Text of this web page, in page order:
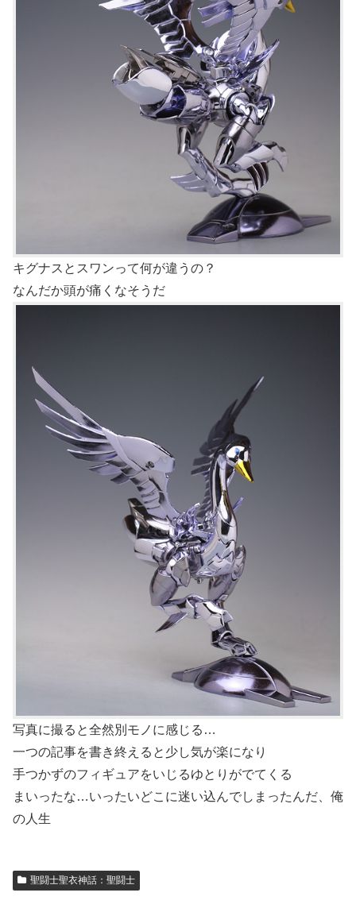
キグナスとスワンって何が違うの？
なんだか頭が痛くなそうだ
写真に撮ると全然別モノに感じる…
一つの記事を書き終えると少し気が楽になり
手つかずのフィギュアをいじるゆとりがでてくる
まいったな…いったいどこに迷い込んでしまったんだ、俺
の人生
聖闘士聖衣神話：聖闘士